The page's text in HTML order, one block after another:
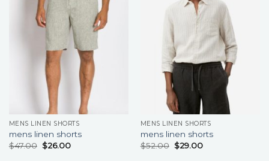
MENS LINEN SHORTS
mens linen shorts
$47.00 $26.00
MENS LINEN SHORTS
mens linen shorts
$52.00 $29.00